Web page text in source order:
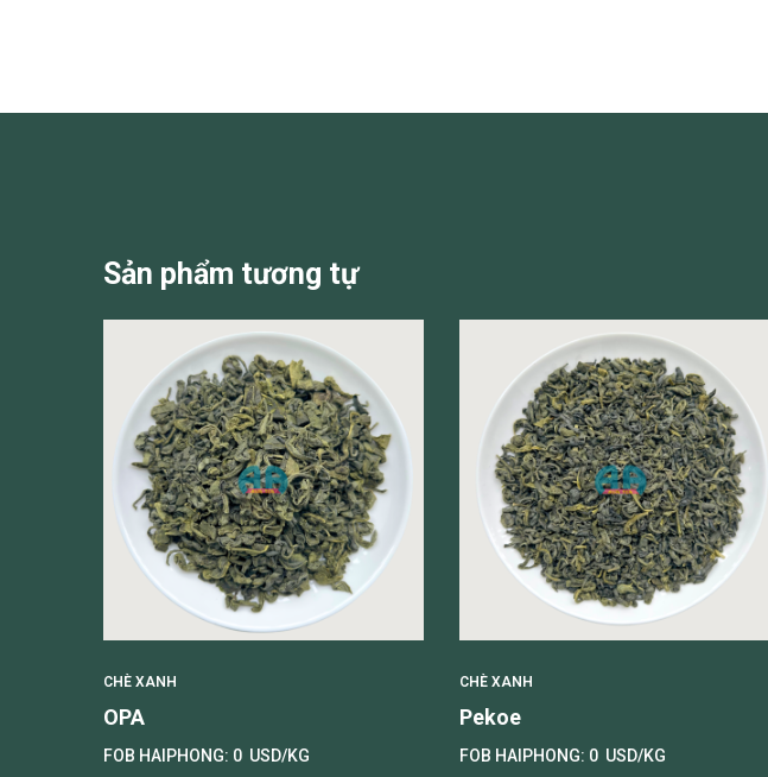
Sản phẩm tương tự
CHÈ XANH
OPA
FOB HAIPHONG: 0 USD/KG
CHÈ XANH
Pekoe
FOB HAIPHONG: 0 USD/KG